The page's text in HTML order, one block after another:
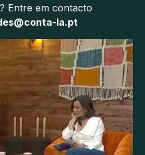
Entre em contacto
la.pt